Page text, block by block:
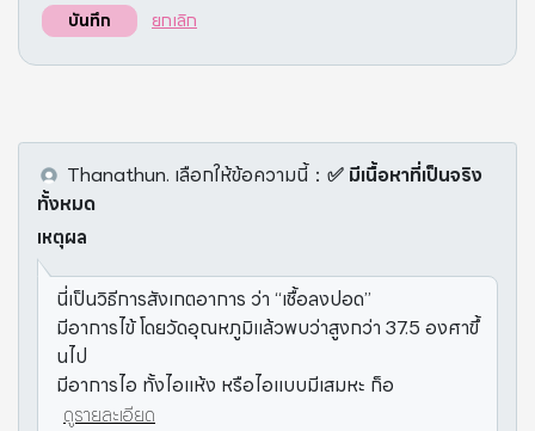
บันทึก ยกเลิก
Thanathun. เลือกให้ข้อความนี้： ✅ มีเนื้อหาที่เป็นจริง
ทั้งหมด
เหตุผล
นี่เป็นวิธีการสังเกตอาการ ว่า “เชื้อลงปอด”
มีอาการไข้ โดยวัดอุณหภูมิแล้วพบว่าสูงกว่า 37.5 องศาขึ้
นไป
มีอาการไอ ทั้งไอแห้ง หรือไอแบบมีเสมหะ ก็อ
ดูรายละเอียด